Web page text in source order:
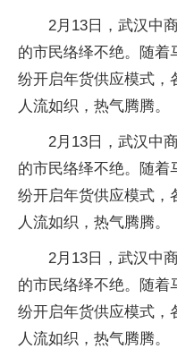
2月13日，武汉中
的市民络绎不绝。随着
纷开启年货供应模式，
人流如织，热气腾腾。
2月13日，武汉中
的市民络绎不绝。随着
纷开启年货供应模式，
人流如织，热气腾腾。
2月13日，武汉中
的市民络绎不绝。随着
纷开启年货供应模式，
人流如织，热气腾腾。